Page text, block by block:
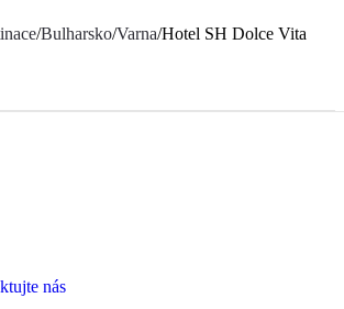
/Bulharsko/Varna/Hotel SH Dolce Vita
nás